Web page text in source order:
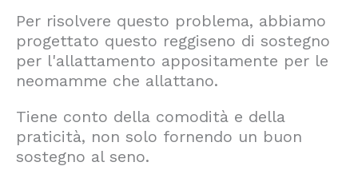
Per risolvere questo problema, abbiamo
progettato questo reggiseno di sostegno
per l'allattamento appositamente per le
neomamme che allattano.
Tiene conto della comodità e della
praticità, non solo fornendo un buon
sostegno al seno.